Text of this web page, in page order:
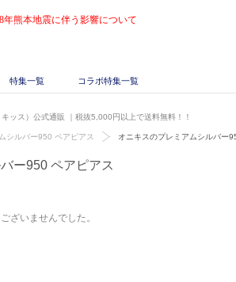
年熊本地震に伴う影響について
特集一覧 コラボ特集一覧
ッス）公式通販 ｜税抜5,000円以上で送料無料！！
シルバー950 ペアピアス オニキスのプレミアムシルバー
ー950 ペアピアス
ざいませんでした。